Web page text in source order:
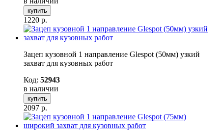
купить
1220 р.
Зацеп кузовной 1 направление Glespot (50мм) узкий
захват для кузовных работ
Код: 52943
в наличии
купить
2097 р.